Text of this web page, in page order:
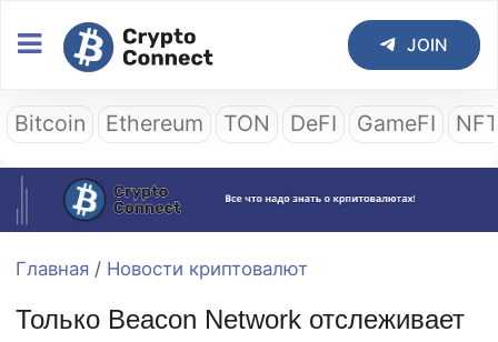
JOIN
Bitcoin Ethereum TON DeFI GameFI
Главная / Новости криптовалют
Только Beacon Network отслеживает